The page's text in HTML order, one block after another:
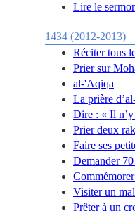
Lire le
1434 (2012-2013)
Réciter tous
Prier sur
al-'Aqiqa
La prière
Dire : « Il n’y
Prier deux
Faire ses
Demander
Visiter un
Prêter à un